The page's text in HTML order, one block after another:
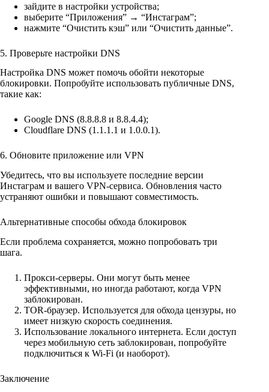
зайдите в настройки устройства;
выберите “Приложения” → “Инстаграм”;
нажмите “Очистить кэш” или “Очистить данные”.
5. Проверьте настройки DNS
Настройка DNS может помочь обойти некоторые
блокировки. Попробуйте использовать публичные DNS,
такие как:
Google DNS (8.8.8.8 и 8.8.4.4);
Cloudflare DNS (1.1.1.1 и 1.0.0.1).
6. Обновите приложение или VPN
Убедитесь, что вы используете последние версии
Инстаграм и вашего VPN-сервиса. Обновления часто
устраняют ошибки и повышают совместимость.
Альтернативные способы обхода блокировок
Если проблема сохраняется, можно попробовать три
шага.
Прокси-серверы. Они могут быть менее
эффективными, но иногда работают, когда VPN
заблокирован.
TOR-браузер. Используется для обхода цензуры, но
имеет низкую скорость соединения.
Использование локального интернета. Если доступ
через мобильную сеть заблокирован, попробуйте
подключиться к Wi-Fi (и наоборот).
Заключение